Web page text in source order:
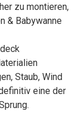
zu montieren,
& Babywanne
Staub, Wind
eine der